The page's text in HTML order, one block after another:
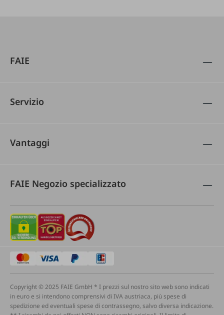
FAIE
Servizio
Vantaggi
FAIE Negozio specializzato
Copyright © 2025 FAIE GmbH * I prezzi sul nostro sito web sono indicati
in euro e si intendono comprensivi di IVA austriaca, più spese di
spedizione ed eventuali spese di contrassegno, salvo diversa indicazione.